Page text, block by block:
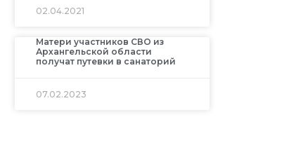
02.04.2021
Матери участников СВО из
Архангельской области
получат путевки в санаторий
07.02.2023